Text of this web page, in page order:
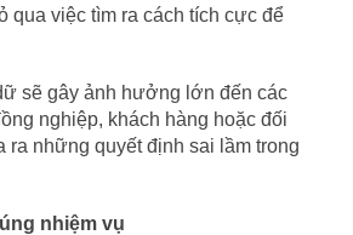
qua việc tìm ra cách tích cực để
sẽ gây ảnh hưởng lớn đến các
nghiệp, khách hàng hoặc đối
ra những quyết định sai lầm trong
nhiệm vụ